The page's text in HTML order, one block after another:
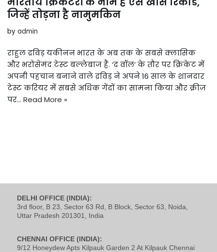
जिन्हें तोड़ना है नामुमकिन
by admin
राहुल द्रविड़ यकीनन भारत के अब तक के सबसे क्लासिक
और भरोसेमंद टेस्ट बल्लेबाज हैं. ‘द वॉल’ के तौर पर क्रिकेट में
अपनी पहचान बनाने वाले द्रविड़ ने अपने 16 साल के शानदार
टेस्ट करियर में सबसे अधिक गेंदों का सामना किया और क्रीज
पर… Read More »
DELHI OFFICE (INDIA):
3rd floor, B 23, Sector 63 Rd, B Block, Sector 63, Noida,
Uttar Pradesh 201301, India
CHENNAI OFFICE (INDIA):
9/12 Honeydew Apts Kilpauk Garden 2 At Kilpauk Chennai